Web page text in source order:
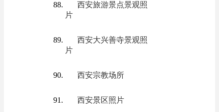
西安旅游景点景观照
片
西安大兴善寺景观照
片
西安宗教场所
西安景区照片